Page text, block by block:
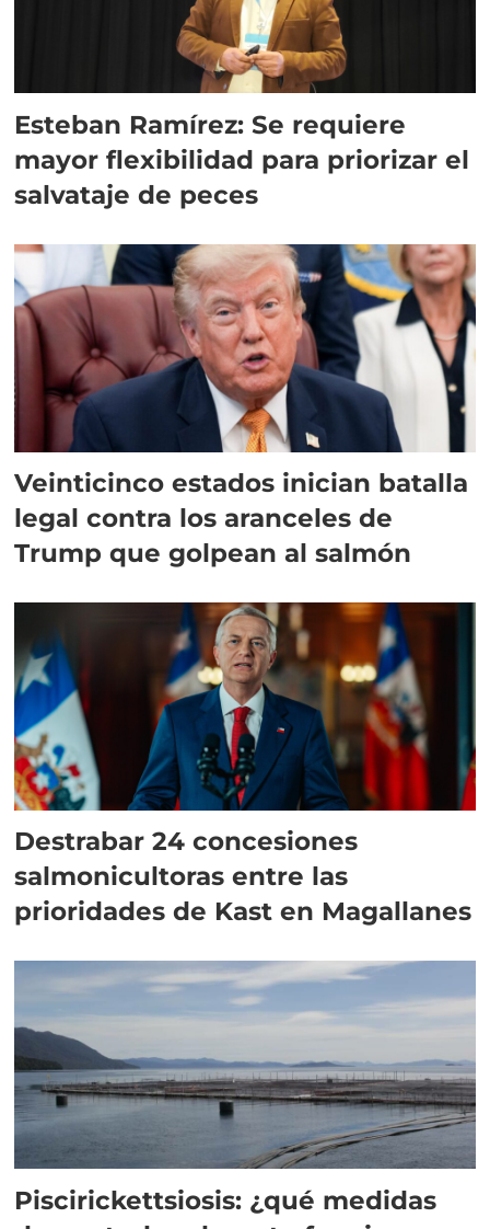
Esteban Ramírez: Se requiere
mayor flexibilidad para priorizar el
salvataje de peces
Veinticinco estados inician batalla
legal contra los aranceles de
Trump que golpean al salmón
Destrabar 24 concesiones
salmonicultoras entre las
prioridades de Kast en Magallanes
Piscirickettsiosis: ¿qué medidas